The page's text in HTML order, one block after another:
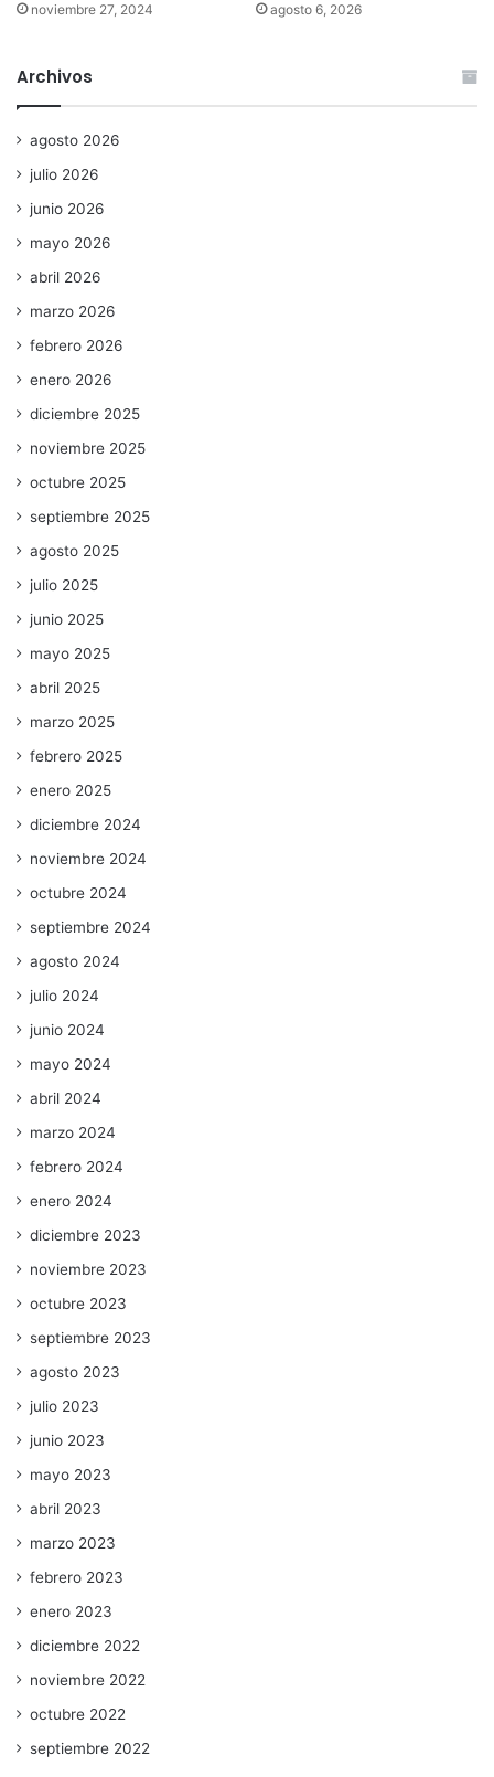
noviembre 27, 2024 agosto 6, 2026
Archivos
agosto 2026
julio 2026
junio 2026
mayo 2026
abril 2026
marzo 2026
febrero 2026
enero 2026
diciembre 2025
noviembre 2025
octubre 2025
septiembre 2025
agosto 2025
julio 2025
junio 2025
mayo 2025
abril 2025
marzo 2025
febrero 2025
enero 2025
diciembre 2024
noviembre 2024
octubre 2024
septiembre 2024
agosto 2024
julio 2024
junio 2024
mayo 2024
abril 2024
marzo 2024
febrero 2024
enero 2024
diciembre 2023
noviembre 2023
octubre 2023
septiembre 2023
agosto 2023
julio 2023
junio 2023
mayo 2023
abril 2023
marzo 2023
febrero 2023
enero 2023
diciembre 2022
noviembre 2022
octubre 2022
septiembre 2022